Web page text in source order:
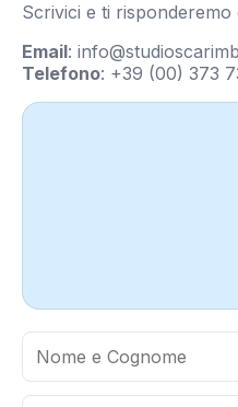
Scrivici e ti
Email:
Telefono: +39 (00) 373